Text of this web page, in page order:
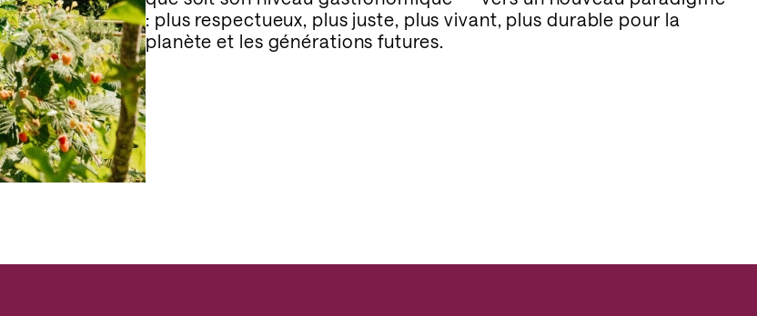
: plus respectueux, plus juste, plus vivant, plus durable pour la
planète et les générations futures.